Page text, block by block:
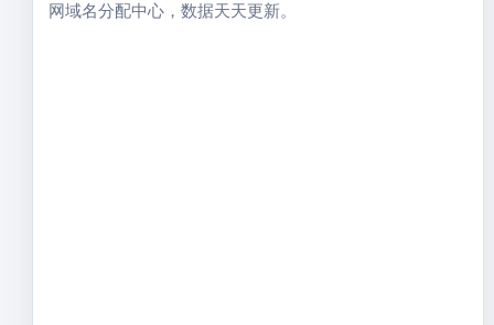
网域名分配中心，数据天天更新。